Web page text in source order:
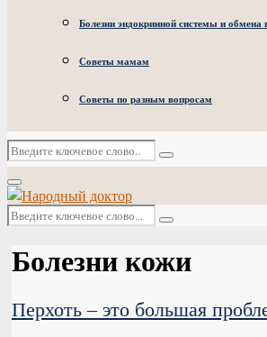
Болезни эндокринной системы и обмена
Советы мамам
Советы по разным вопросам
Искать:
Поиск
Основное
меню
Искать:
Поиск
Болезни кожи
Перхоть – это большая